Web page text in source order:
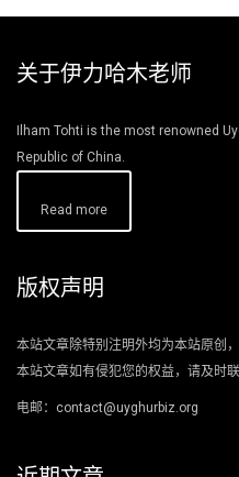
关于伊力哈木老师
Ilham Tohti is the most renowned
Republic of China.
Read more
版权声明
本站文章除特别注明外均为本站原创
本站文章如有侵犯您的权益，请及时
电邮：contact@uyghurbiz.org